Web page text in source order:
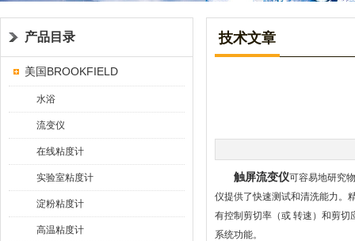
产品目录
美国BROOKFIELD
水浴
流变仪
在线粘度计
实验室粘度计
淀粉粘度计
高温粘度计
技术文章
触屏流变仪可容易地研究
仪提供了快速测试和清洗能力。
有控制剪切率（或 转速）和剪
系统功能。